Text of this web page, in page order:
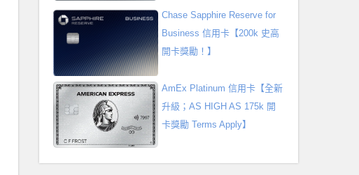
Chase Sapphire Reserve for
Business 信用卡【200k 史高
開卡獎勵！】
AmEx Platinum 信用卡【全新
升級；AS HIGH AS 175k 開
卡獎勵 Terms Apply】